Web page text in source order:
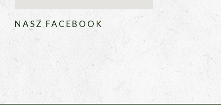
NASZ FACEBOOK